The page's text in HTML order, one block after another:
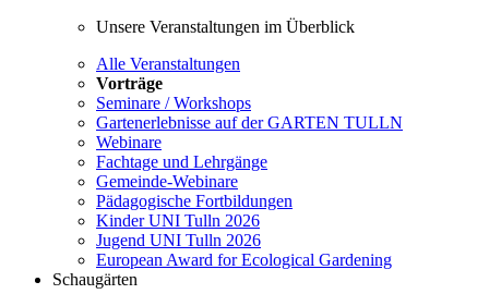
Unsere Veranstaltungen im Überblick
Alle Veranstaltungen
Vorträge
Seminare / Workshops
Gartenerlebnisse auf der GARTEN TULLN
Webinare
Fachtage und Lehrgänge
Gemeinde-Webinare
Pädagogische Fortbildungen
Kinder UNI Tulln 2026
Jugend UNI Tulln 2026
European Award for Ecological Gardening
Schaugärten